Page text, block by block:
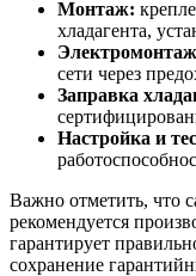
Монтаж:
хладагента,
сети через
Заправка
Настройка и
Важно отметить, что
рекомендуется
гарантирует
сохранение